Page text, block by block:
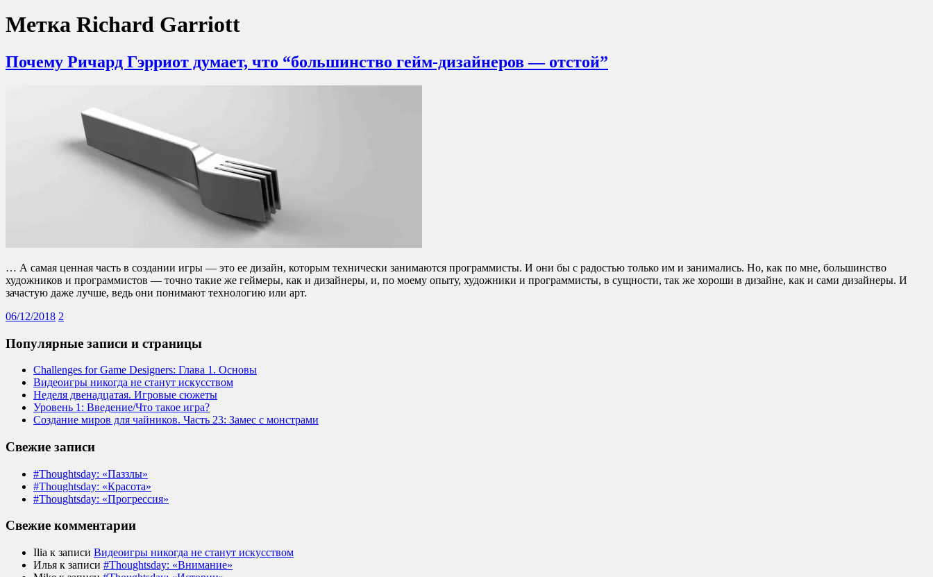
Метка Richard Garriott
Почему Ричард Гэрриот думает, что “большинство гейм-дизайнеров — отстой”
… А самая ценная часть в создании игры — это ее дизайн, которым технически занимаются программисты. И они бы с радостью только им и занимались. Но, как по мне, большинство
художников и программистов — точно такие же геймеры, как и дизайнеры, и, по моему опыту, художники и программисты, в сущности, так же хороши в дизайне, как и сами дизайнеры. И
зачастую даже лучше, ведь они понимают технологию или арт.
06/12/2018 2
Популярные записи и страницы
Challenges for Game Designers: Глава 1. Основы
Видеоигры никогда не станут искусством
Неделя двенадцатая. Игровые сюжеты
Уровень 1: Введение/Что такое игра?
Создание миров для чайников. Часть 23: Замес с монстрами
Свежие записи
#Thoughtsday: «Паззлы»
#Thoughtsday: «Красота»
#Thoughtsday: «Прогрессия»
Свежие комментарии
Ilia к записи Видеоигры никогда не станут искусством
Илья к записи #Thoughtsday: «Внимание»